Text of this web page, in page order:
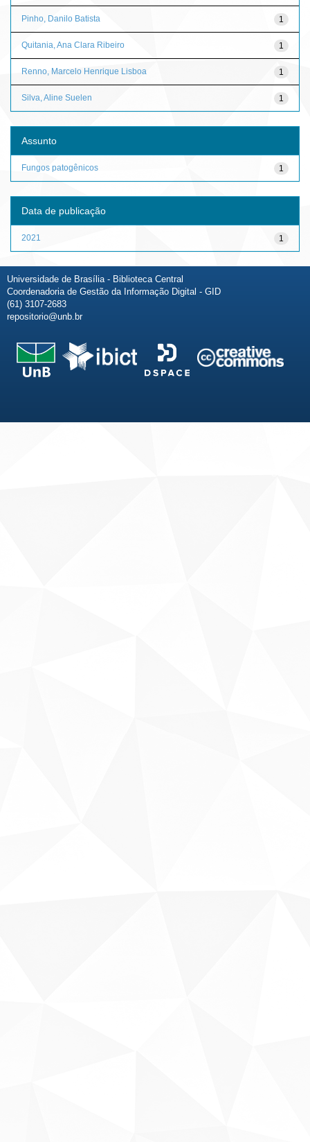
1
Pinho, Danilo Batista
1
Quitania, Ana Clara Ribeiro
1
Renno, Marcelo Henrique Lisboa
1
Silva, Aline Suelen
Assunto
1
Fungos patogênicos
Data de publicação
1
2021
Universidade de Brasília - Biblioteca Central
Coordenadoria de Gestão da Informação Digital - GID
(61) 3107-2683
repositorio@unb.br